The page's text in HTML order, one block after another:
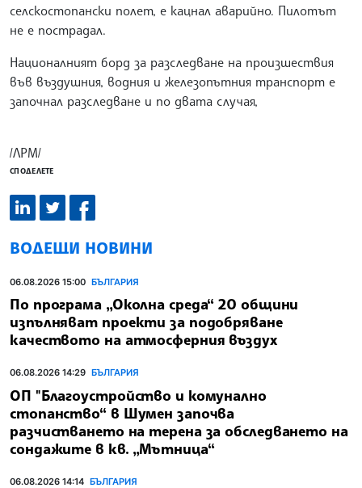
селскостопански полет, е кацнал аварийно. Пилотът
не е пострадал.
Националният борд за разследване на произшествия
във въздушния, водния и железопътния транспорт е
започнал разследване и по двата случая,
/ЛРМ/
СПОДЕЛЕТЕ
ВОДЕЩИ НОВИНИ
06.08.2026 15:00 БЪЛГАРИЯ
По програма „Околна среда“ 20 общини
изпълняват проекти за подобряване
качеството на атмосферния въздух
06.08.2026 14:29 БЪЛГАРИЯ
ОП "Благоустройство и комунално
стопанство“ в Шумен започва
разчистването на терена за обследването на
сондажите в кв. „Мътница“
06.08.2026 14:14 БЪЛГАРИЯ